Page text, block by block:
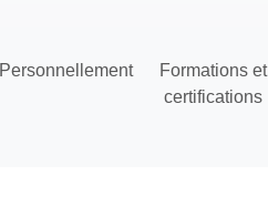
Personnellement
Formations et
certifications